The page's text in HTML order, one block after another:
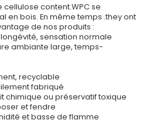
content.WPC se
en bois. En même temps .they ont
de nos produits :
sensation normale
ambiante large, temps-
recyclable
fabriqué
ou préservatif toxique
et fendre
et basse de flamme